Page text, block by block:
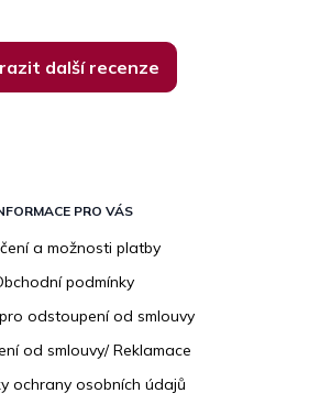
další recenze
PRO VÁS
a možnosti platby
podmínky
odstoupení od smlouvy
od smlouvy/ Reklamace
ochrany osobních údajů